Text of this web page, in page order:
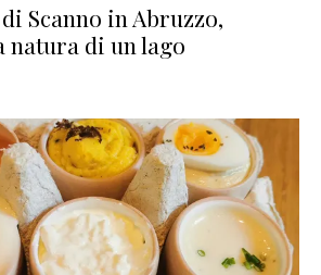
Scanno in Abruzzo,
natura di un lago